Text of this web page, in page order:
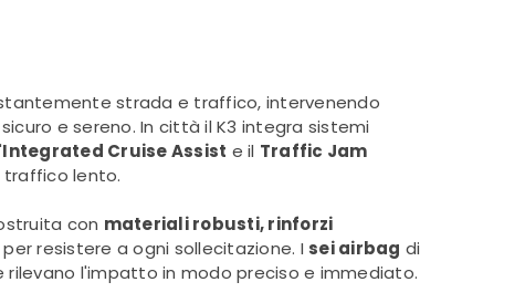
strada e traffico, intervenendo
e sereno. In città il K3 integra sistemi
Integrated Cruise Assist e il Traffic Jam
traffico lento.
con materiali robusti, rinforzi
resistere a ogni sollecitazione. I sei airbag di
l'impatto in modo preciso e immediato.